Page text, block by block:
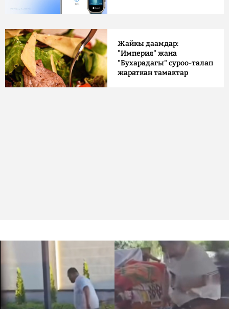
Жайкы даамдар:
"Империя" жана
"Бухарадагы" суроо-талап
жараткан тамактар